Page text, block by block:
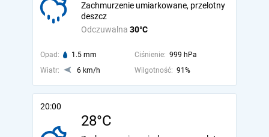
Odczuwalna 30°C
Zachmurzenie umiarkowane, przelotny
deszcz
Opad: 1.5 mm Ciśnienie: 999 hPa
Wiatr:
6 km/h Wilgotność: 91%
20:00
28°C